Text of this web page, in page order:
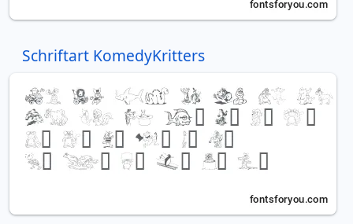
Schriftart KomedyKritters